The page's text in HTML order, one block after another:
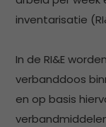
inventarisatie
In de RI&E
verbanddoos
en op basis